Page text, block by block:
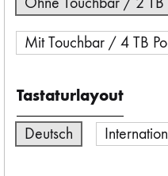
Mit Touchbar / 4 TB
Tastaturlayout
Deutsch